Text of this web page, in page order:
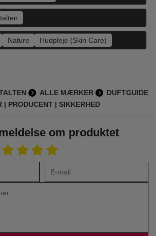
Nature Hudpleje (Skin Care)
ALLE MÆRKER
DUFTGUIDE
| PRODUCENT | SIKKERHED
om produktet